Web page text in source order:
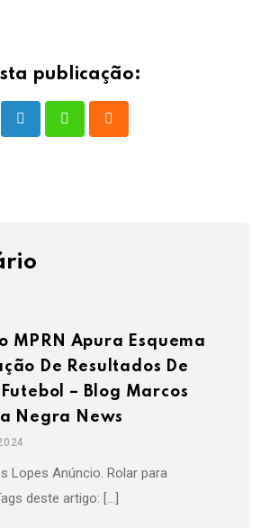
publicação:
MPRN Apura Esquema
De Resultados De
– Blog Marcos
Negra News
Lopes Anúncio. Rolar para
deste artigo: […]